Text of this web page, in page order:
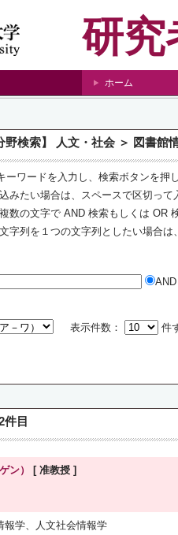
研究
ホーム
野検索】 人文・社会 ＞ 図書館
ーワードを入力し、検索ボタンを
みたい場合は、スペースで区切って
数の文字で AND 検索もしくは OR
字列を１つの文字列としたい場合
表示件数： 件
件目
） [ 准教授 ]
報学、人文社会情報学